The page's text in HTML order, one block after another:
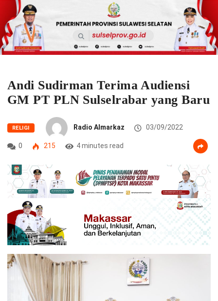
Andi Sudirman Terima Audiensi
GM PT PLN Sulselrabar yang Baru
RELIGI Radio Almarkaz 03/09/2022
0 215 4 minutes read